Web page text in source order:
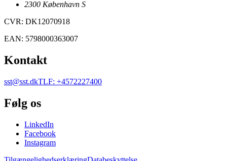
2300 København S
CVR: DK12070918
EAN: 5798000363007
Kontakt
sst@sst.dkTLF: +4572227400
Følg os
LinkedIn
Facebook
Instagram